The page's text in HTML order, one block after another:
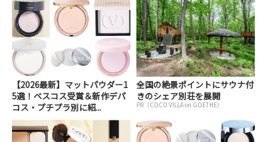
【2026最新】マットパウダー1
5選！ベスコス受賞＆新作デパ
コス・プチプラ別に紹...
全国の絶景ポイントにサウナ付
きのシェア別荘を展開
PR（COCO VILLA on GOETHE）